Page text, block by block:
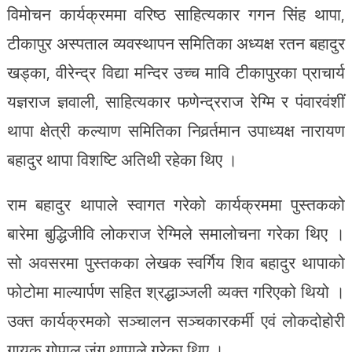
विमोचन कार्यक्रममा वरिष्ठ साहित्यकार गगन सिंह थापा,
टीकापुर अस्पताल व्यवस्थापन समितिका अध्यक्ष रतन बहादुर
खड्का, वीरेन्द्र विद्या मन्दिर उच्च मावि टीकापुरका प्राचार्य
यज्ञराज ज्ञवाली, साहित्यकार फणेन्द्रराज रेग्मि र पंवारवंशीं
थापा क्षेत्री कल्याण समितिका निवर्र्तमान उपाध्यक्ष नारायण
बहादुर थापा विशष्टि अतिथी रहेका थिए ।
राम बहादुर थापाले स्वागत गरेको कार्यक्रममा पुस्तकको
बारेमा बुद्धिजीवि लोकराज रेग्मिले समालोचना गरेका थिए ।
सो अवसरमा पुस्तकका लेखक स्वर्गिय शिव बहादुर थापाको
फोटोमा माल्यार्पण सहित श्रद्धाञ्जली व्यक्त गरिएको थियो ।
उक्त कार्यक्रमको सञ्चालन सञ्चकारकर्मी एवं लोकदोहोरी